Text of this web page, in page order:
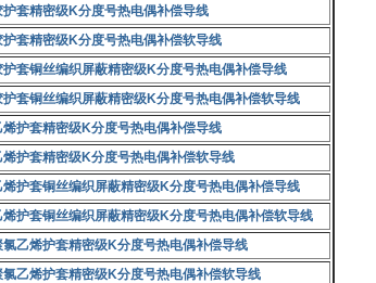
套精密级K分度号热电偶补偿导线
套精密级K分度号热电偶补偿软导线
套铜丝编织屏蔽精密级K分度号热电偶补偿导线
套铜丝编织屏蔽精密级K分度号热电偶补偿软导线
护套精密级K分度号热电偶补偿导线
护套精密级K分度号热电偶补偿软导线
护套铜丝编织屏蔽精密级K分度号热电偶补偿导线
护套铜丝编织屏蔽精密级K分度号热电偶补偿软导线
乙烯护套精密级K分度号热电偶补偿导线
乙烯护套精密级K分度号热电偶补偿软导线